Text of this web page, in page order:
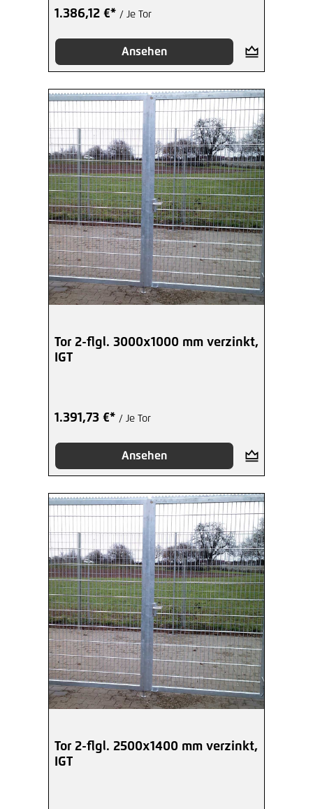
1.386,12 €* / Je Tor
Ansehen
Tor 2-flgl. 3000x1000 mm verzinkt,
IGT
1.391,73 €* / Je Tor
Ansehen
Tor 2-flgl. 2500x1400 mm verzinkt,
IGT